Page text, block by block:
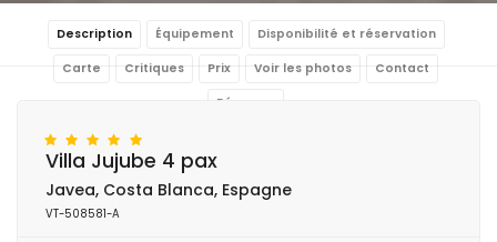
Description Équipement Disponibilité et réservation
Carte Critiques Prix Voir les photos Contact
Réserver
Villa Jujube 4 pax
Javea, Costa Blanca, Espagne
VT-508581-A